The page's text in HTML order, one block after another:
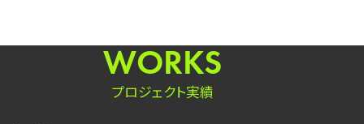
プロジェクト実績